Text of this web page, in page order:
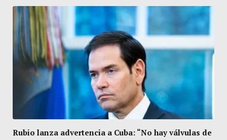
Rubio lanza advertencia a Cuba: “No hay válvulas de